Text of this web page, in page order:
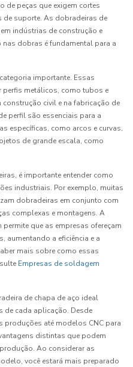
de peças que exigem cortes
de suporte. As dobradeiras de
indústrias de construção e
dobras é fundamental para a
importante. Essas
metálicos, como tubos e
civil e na fabricação de
perfil são essenciais para a
específicas, como arcos e curvas,
de grande escala, como
é importante entender como
industriais. Por exemplo, muitas
dobradeiras em conjunto com
complexas e montagens. A
que as empresas ofereçam
aumentando a eficiência e a
mais sobre como essas
Empresas de soldagem
de chapa de aço ideal
de cada aplicação. Desde
produções até modelos CNC para
distintas que podem
Ao considerar as
você estará mais preparado